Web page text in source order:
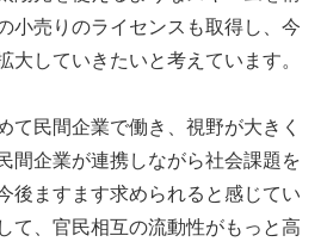
小売りのライセンスも取得し、今
大していきたいと考えています。
て民間企業で働き、視野が大きく
間企業が連携しながら社会課題を
後ますます求められると感じてい
て、官民相互の流動性がもっと高